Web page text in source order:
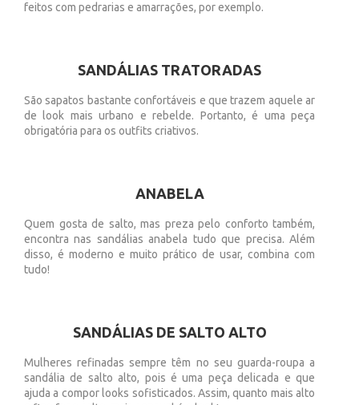
feitos com pedrarias e amarrações, por exemplo.
SANDÁLIAS TRATORADAS
São sapatos bastante confortáveis e que trazem aquele ar
de look mais urbano e rebelde. Portanto, é uma peça
obrigatória para os outfits criativos.
ANABELA
Quem gosta de salto, mas preza pelo conforto também,
encontra nas sandálias anabela tudo que precisa. Além
disso, é moderno e muito prático de usar, combina com
tudo!
SANDÁLIAS DE SALTO ALTO
Mulheres refinadas sempre têm no seu guarda-roupa a
sandália de salto alto, pois é uma peça delicada e que
ajuda a compor looks sofisticados. Assim, quanto mais alto